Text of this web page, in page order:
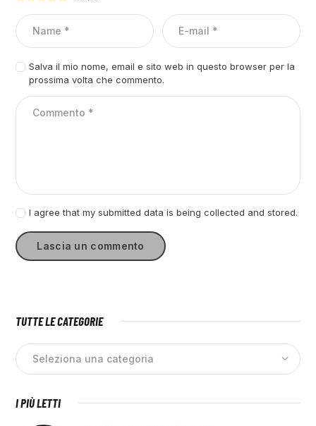
Salva il mio nome, email e sito web in questo browser per la
prossima volta che commento.
I agree that my submitted data is being collected and stored.
TUTTE LE CATEGORIE
I PIÙ LETTI